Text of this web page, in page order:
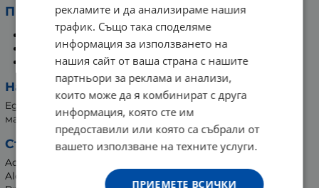
Предимства:
голяма опаковка;
приятна не - лепкава консистенция;
предлага се в бутилка или бутилка с помпа.
Начин на употреба:
Един или два пъти дневно нанесете върху кожата,
масажирайки леко, за хидратиране и подхранване.
Състав:
Aqua (Water), Paraffinum Liquidum (Mineral Oil), Cetearyl
Alcohol, Cetyl Alcohol, Sodium Laureth Sulfate,
рекламите и да анализираме нашия
трафик. Също така споделяме
информация за използването на
нашия сайт от ваша страна с нашите
партньори за реклама и анализи,
които може да я комбинират с друга
информация, която сте им
предоставили или която са събрали от
вашето използване на техните услуги.
ПРИЕМЕТЕ ВСИЧКИ